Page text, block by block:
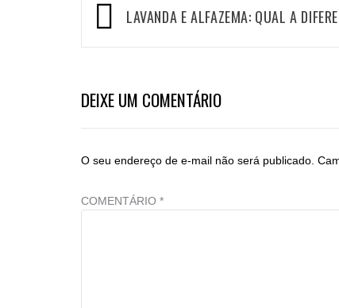
LAVANDA E ALFAZEMA: QUAL A
DEIXE UM COMENTÁRIO
O seu endereço de e-mail não será publicado.
COMENTÁRIO *